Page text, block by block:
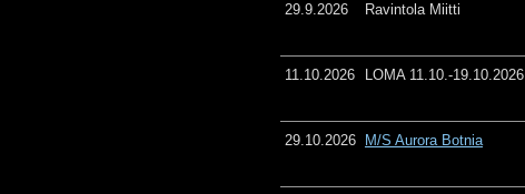
29.9.2026 Ravintola Miitti
11.10.2026 LOMA 11.10.-19.10.2026
29.10.2026 M/S Aurora Botnia